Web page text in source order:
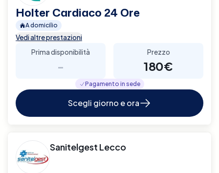
Holter Cardiaco 24 Ore
A domicilio
Vedi altre prestazioni
Prima disponibilità
-
Prezzo
180€
Pagamento in sede
Scegli giorno e ora
Sanitelgest Lecco